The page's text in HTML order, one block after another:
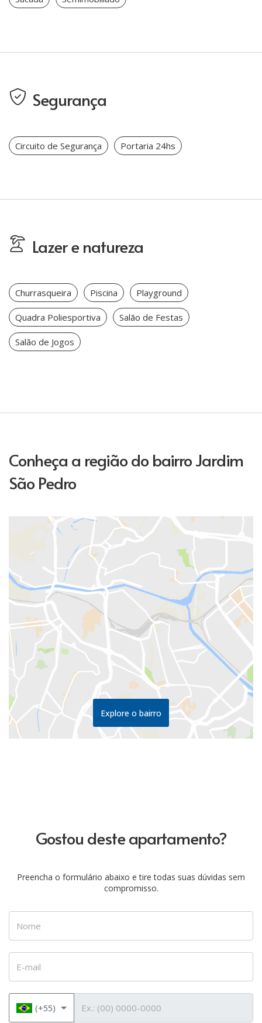
Segurança
Circuito de Segurança Portaria 24hs
Lazer e natureza
Churrasqueira Piscina Playground
Quadra Poliesportiva Salão de Festas
Salão de Jogos
Conheça a região do bairro Jardim
São Pedro
Explore o bairro
Gostou deste apartamento?
Preencha o formulário abaixo e tire todas suas dúvidas sem
compromisso.
(+55)